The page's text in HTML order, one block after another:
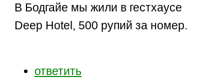
В Бодгайе мы жили в гестхаусе
Deep Hotel, 500 рупий за номер.
ответить